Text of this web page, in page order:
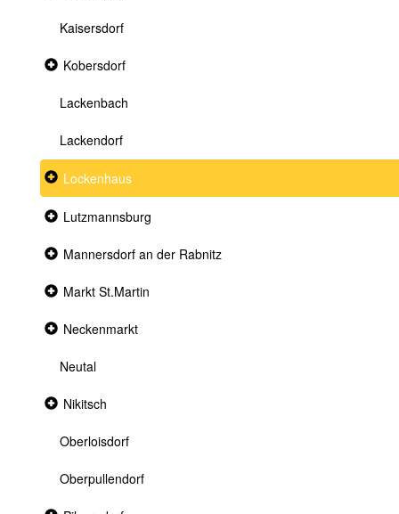
Kaisersdorf
Collapsed
Kobersdorf
Lackenbach
Lackendorf
Collapsed
section
Lockenhaus
Collapsed
Lutzmannsburg
Collapsed
Mannersdorf an der Rabnitz
Collapsed
Markt St.Martin
Collapsed
Neckenmarkt
Neutal
Collapsed
Nikitsch
Oberloisdorf
Oberpullendorf